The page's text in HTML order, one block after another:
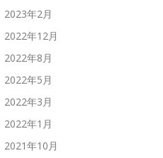
2023年2月
2022年12月
2022年8月
2022年5月
2022年3月
2022年1月
2021年10月